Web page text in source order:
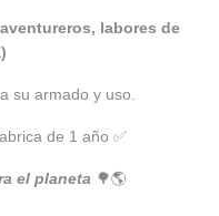
labores de
su armado y uso.
de 1 año ✅
el planeta 🌳🌎